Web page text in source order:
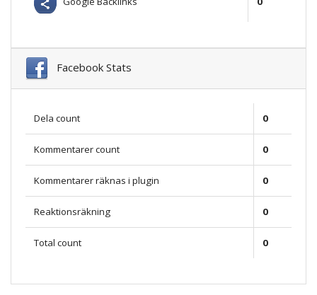
Facebook Stats
Dela count 0
Kommentarer count 0
Kommentarer räknas i plugin 0
Reaktionsräkning 0
Total count 0